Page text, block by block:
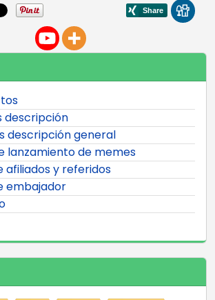
descripción
descripción general
lanzamiento de memes
afiliados y referidos
embajador